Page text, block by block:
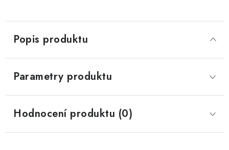
Popis produktu
Parametry produktu
Hodnocení produktu (0)